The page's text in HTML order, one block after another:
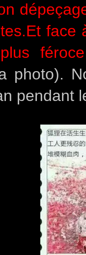
face
photo).
pendant